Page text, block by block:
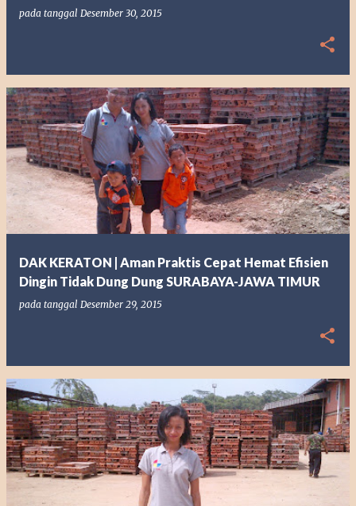
pada tanggal Desember 30, 2015
DAK KERATON | Aman Praktis Cepat Hemat Efisien
Dingin Tidak Dung Dung SURABAYA-JAWA TIMUR
pada tanggal Desember 29, 2015